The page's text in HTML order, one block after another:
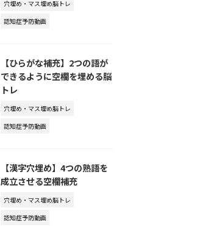
穴埋め・マス埋め脳トレ
認知症予防動画
【ひらがな補充】2つの語が
できるように空欄を埋める脳
トレ
穴埋め・マス埋め脳トレ
認知症予防動画
【漢字穴埋め】4つの熟語を
成立させる空欄補充
穴埋め・マス埋め脳トレ
認知症予防動画